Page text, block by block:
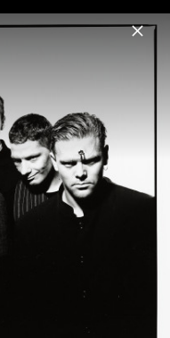
Menu
Biografie